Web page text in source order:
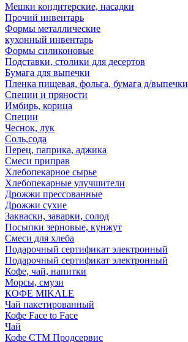
Мешки кондитерские, насадки
Прочий инвентарь
Формы металлические
кухонный инвентарь
Формы силиконовые
Подставки, столики для десертов
Бумага для выпечки
Пленка пищевая, фольга, бумага д/выпечки
Специи и пряности
Имбирь, корица
Специи
Чеснок, лук
Соль,сода
Перец, паприка, аджика
Смеси приправ
Хлебопекарное сырье
Хлебопекарные улучшители
Дрожжи прессованные
Дрожжи сухие
Закваски, заварки, солод
Посыпки зерновые, кунжут
Смеси для хлеба
Подарочный сертификат электронный
Подарочный сертификат электронный
Кофе, чай, напитки
Морсы, смузи
КОФЕ MIKALE
Чай пакетированный
Кофе Face to Face
Чай
Кофе СТМ Продсервис